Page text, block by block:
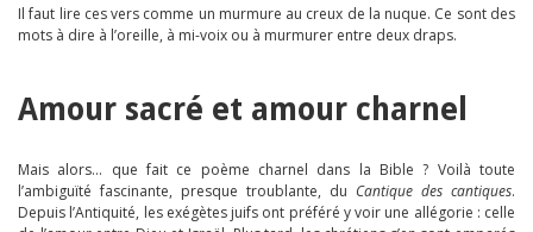
Il faut lire ces vers comme un murmure au creux de la nuque. Ce sont des
mots à dire à l’oreille, à mi-voix ou à murmurer entre deux draps.
Amour sacré et amour charnel
Mais alors… que fait ce poème charnel dans la Bible ? Voilà toute
l’ambiguïté fascinante, presque troublante, du Cantique des cantiques.
Depuis l’Antiquité, les exégètes juifs ont préféré y voir une allégorie : celle